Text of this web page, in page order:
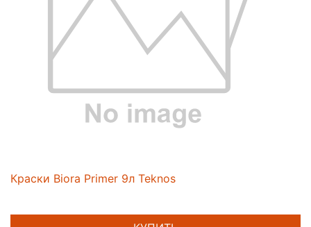
Краски Biora Primer 9л Teknos